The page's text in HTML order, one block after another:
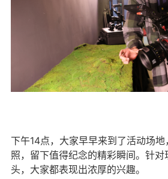
下午14点，大家早早来到了活动场
照，留下值得纪念的精彩瞬间。针
头，大家都表现出浓厚的兴趣。